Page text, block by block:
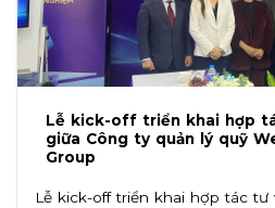
Lễ kick-off triển khai hợp
giữa Công ty quản lý quỹ
Group
Lễ kick-off triển khai hợp tác tư